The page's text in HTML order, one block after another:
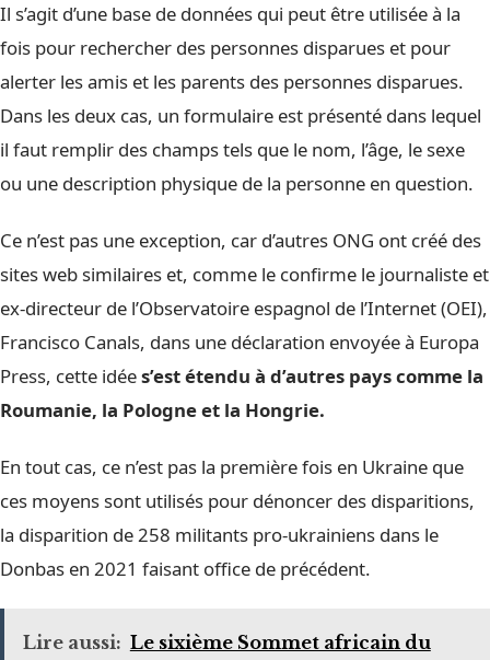
Il s’agit d’une base de données qui peut être utilisée à la
fois pour rechercher des personnes disparues et pour
alerter les amis et les parents des personnes disparues.
Dans les deux cas, un formulaire est présenté dans lequel
il faut remplir des champs tels que le nom, l’âge, le sexe
ou une description physique de la personne en question.
Ce n’est pas une exception, car d’autres ONG ont créé des
sites web similaires et, comme le confirme le journaliste et
ex-directeur de l’Observatoire espagnol de l’Internet (OEI),
Francisco Canals, dans une déclaration envoyée à Europa
Press, cette idées’est étendu à d’autres pays comme la
Roumanie, la Pologne et la Hongrie.
En tout cas, ce n’est pas la première fois en Ukraine que
ces moyens sont utilisés pour dénoncer des disparitions,
la disparition de 258 militants pro-ukrainiens dans le
Donbas en 2021 faisant office de précédent.
Lire aussi: Le sixième Sommet africain du